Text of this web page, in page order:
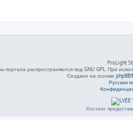
ProLight
портала распространяются под GNU GPL. При
Создано на основе phpBB
Русская
Хостинг